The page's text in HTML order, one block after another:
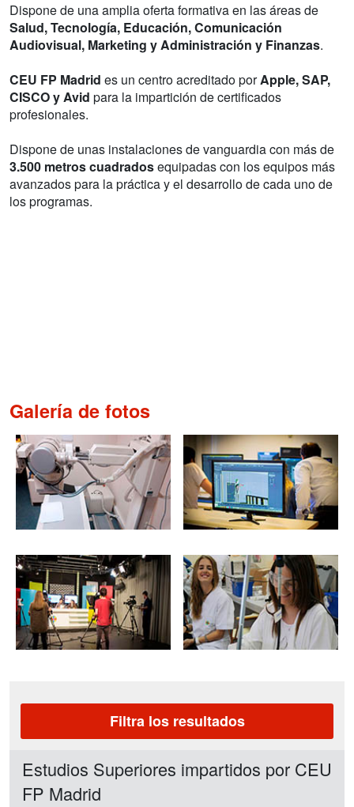
Dispone de una amplia oferta formativa en las áreas de
Salud, Tecnología, Educación, Comunicación
Audiovisual, Marketing y Administración y Finanzas.
CEU FP Madrid es un centro acreditado porApple, SAP,
CISCO y Avid para la impartición de certificados
profesionales.
Dispone de unas instalaciones de vanguardia con más de
3.500 metros cuadradosequipadas con los equipos más
avanzados para la práctica y el desarrollo de cada uno de
los programas.
Galería de fotos
Filtra los resultados
Estudios Superiores impartidos por CEU
FP Madrid